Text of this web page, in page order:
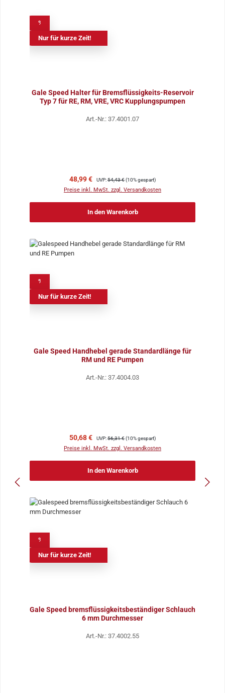
Nur für kurze Zeit!
Gale Speed Halter für Bremsflüssigkeits-Reservoir
Typ 7 für RE, RM, VRE, VRC Kupplungspumpen
Art.-Nr.: 37.4001.07
Verkaufspreis:
48,99 € Regulärer Preis:
UVP:54,43 €(10% gespart)
Preise inkl. MwSt. zzgl. Versandkosten
In den Warenkorb
Nur für kurze Zeit!
Gale Speed Handhebel gerade Standardlänge für
RM und RE Pumpen
Art.-Nr.: 37.4004.03
Verkaufspreis:
50,68 € Regulärer Preis:
UVP:56,31 €(10% gespart)
Preise inkl. MwSt. zzgl. Versandkosten
In den Warenkorb
Nur für kurze Zeit!
Gale Speed bremsflüssigkeitsbeständiger Schlauch
6 mm Durchmesser
Art.-Nr.: 37.4002.55